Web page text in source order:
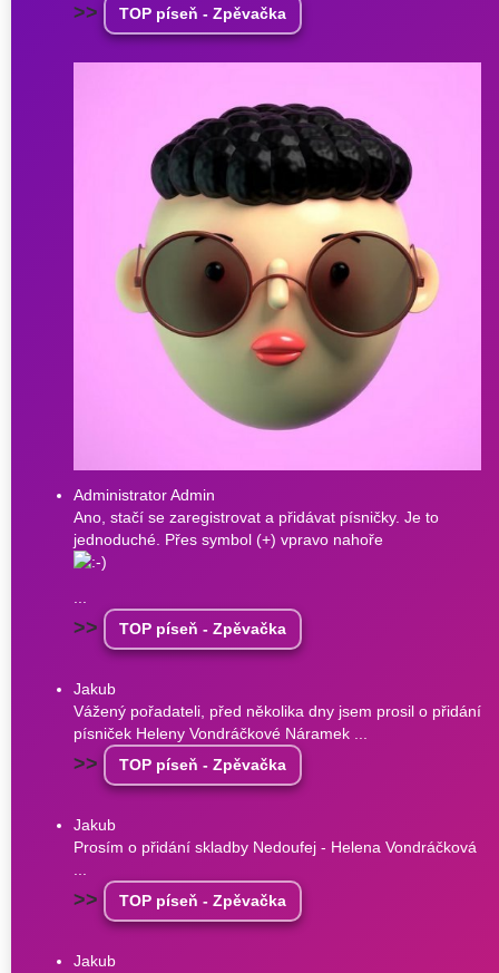
>> TOP píseň - Zpěvačka
Administrator Admin
Ano, stačí se zaregistrovat a přidávat písničky. Je to
jednoduché. Přes symbol (+) vpravo nahoře
>> TOP píseň - Zpěvačka
Jakub
Vážený pořadateli, před několika dny jsem prosil o přidání
písniček Heleny Vondráčkové Náramek ...
>> TOP píseň - Zpěvačka
Jakub
Prosím o přidání skladby Nedoufej - Helena Vondráčková
>> TOP píseň - Zpěvačka
Jakub